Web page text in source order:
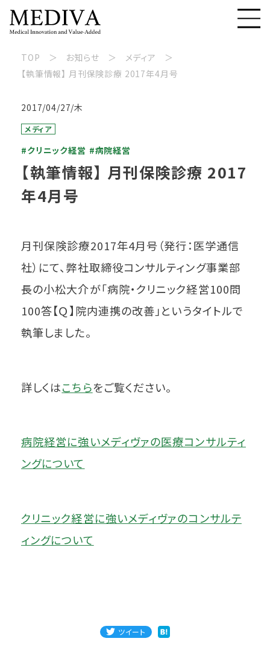
TOP お知らせ
メディア
【執筆情報】 月刊保険診療 2017年4月号
2017/04/27/木
メディア
#クリニック経営 #病院経営
【執筆情報】 月刊保険診療 2017
年4月号
月刊保険診療2017年4月号（発行：医学通信
社）にて、弊社取締役コンサルティング事業部
長の小松大介が「病院・クリニック経営100問
100答【Ｑ】院内連携の改善」というタイトルで
執筆しました。
詳しくはこちらをご覧ください。
病院経営に強いメディヴァの医療コンサルティ
ングについて
クリニック経営に強いメディヴァのコンサルテ
ィングについて
ツイート